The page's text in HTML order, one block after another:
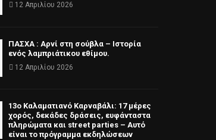
12 Απριλίου 2026
ΠΑΣΧΑ : Αρνί στη σούβλα – Ιστορία
ενός λαμπριάτικου εθίμου.
12 Απριλίου 2026
13ο Καλαματιανό Καρναβάλι: 17 μέρες
χορός, δεκάδες δράσεις, ευφάνταστα
πληρώματα και street parties – Αυτό
είναι το πρόγραμμα εκδηλώσεων